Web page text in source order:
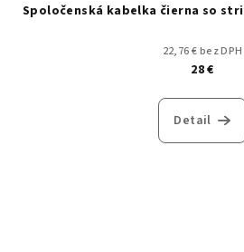
Spoločenská kabelka čierna so
22,76 € bez DPH
28 €
Detail